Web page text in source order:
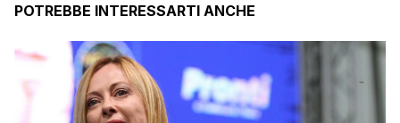
POTREBBE INTERESSARTI ANCHE